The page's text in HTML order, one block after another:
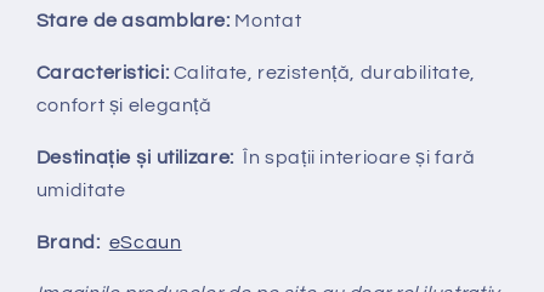
Stare de asamblare: Montat
Caracteristici: Calitate, rezistență, durabilitate,
confort și eleganță
Destinație și utilizare: În spații interioare și fară
umiditate
Brand: eScaun